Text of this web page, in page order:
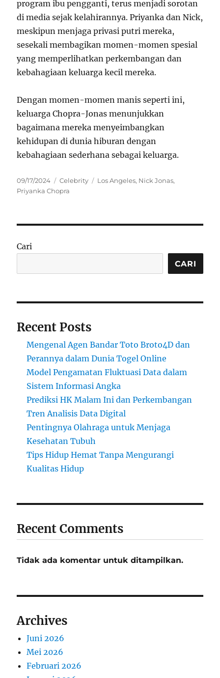
program ibu pengganti, terus menjadi sorotan
di media sejak kelahirannya. Priyanka dan Nick,
meskipun menjaga privasi putri mereka,
sesekali membagikan momen-momen spesial
yang memperlihatkan perkembangan dan
kebahagiaan keluarga kecil mereka.
Dengan momen-momen manis seperti ini,
keluarga Chopra-Jonas menunjukkan
bagaimana mereka menyeimbangkan
kehidupan di dunia hiburan dengan
kebahagiaan sederhana sebagai keluarga.
Posted
on
09/17/2024 Categories
Celebrity Tags
Los Angeles, Nick Jonas,
Priyanka Chopra
Cari
CARI
Recent Posts
Mengenal Agen Bandar Toto Broto4D dan
Perannya dalam Dunia Togel Online
Model Pengamatan Fluktuasi Data dalam
Sistem Informasi Angka
Prediksi HK Malam Ini dan Perkembangan
Tren Analisis Data Digital
Pentingnya Olahraga untuk Menjaga
Kesehatan Tubuh
Tips Hidup Hemat Tanpa Mengurangi
Kualitas Hidup
Recent Comments
Tidak ada komentar untuk ditampilkan.
Archives
Juni 2026
Mei 2026
Februari 2026